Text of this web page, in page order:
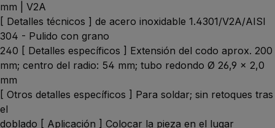
mm | V2A
[ Detalles técnicos ] de acero inoxidable 1.4301/V2A/AISI
304 - Pulido con grano
240 [ Detalles específicos ] Extensión del codo aprox. 200
mm; centro del radio: 54 mm; tubo redondo Ø 26,9 x 2,0
mm
[ Otros detalles específicos ] Para soldar; sin retoques tras
el
doblado [ Aplicación ] Colocar la pieza en el lugar